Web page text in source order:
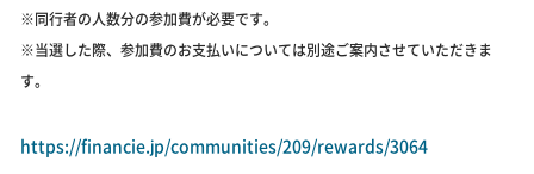
※同行者の人数分の参加費が必要です。
※当選した際、参加費のお支払いについては別途ご案内させていただきま
す。
https://financie.jp/communities/209/rewards/3064